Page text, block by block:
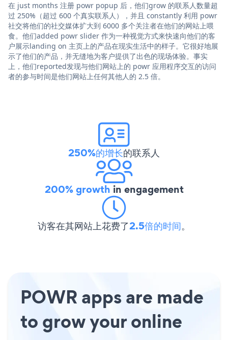
在 just months 注册 powr popup 后，他们grow 的联系人数量超
过 250%（超过 600 个真实联系人），并且 constantly 利用 powr
社交将他们的社交媒体扩大到 6000 多个关注者在他们的网站上喂
食。他们added powr slider 作为一种视觉方式来快速向他们的客
户展示landing on 主页上的产品在现实生活中的样子。它很好地展
示了他们的产品，并无缝地为客户提供了出色的现场体验。事实
上，他们reported发现与他们网站上的 powr 应用程序交互的访问
者的参与时间是他们网站上任何其他人的 2.5 倍。
250%的增长的联系人
200% growth in engagement
访客在其网站上花费了2.5倍的时间。
POWR apps are made
to grow your online